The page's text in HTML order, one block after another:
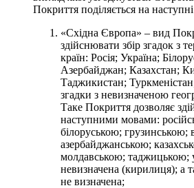
Покриття поділяється на
«Східна Європа» – вид
здійснювати збір згадок з
країн: Росія; Україна;
Азербайджан; Казахстан;
Таджикистан;
згадки з невизначеною
Таке Покриття дозволяє
наступними мовами:
білоруською; грузинською;
азербайджанською;
молдавською; таджицькою;
невизначена (кирилиця); а
не визначена;